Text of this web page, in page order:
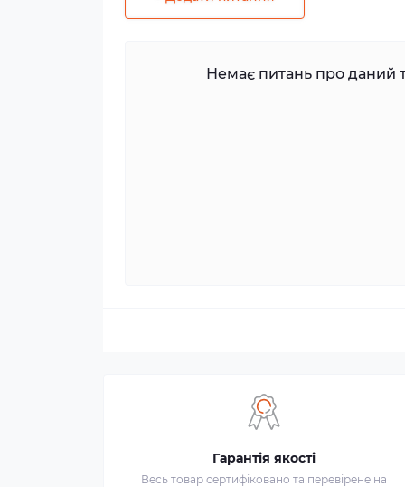
Немає питань про даний
Гарантія якості
Весь товар сертифіковано та перевірене на